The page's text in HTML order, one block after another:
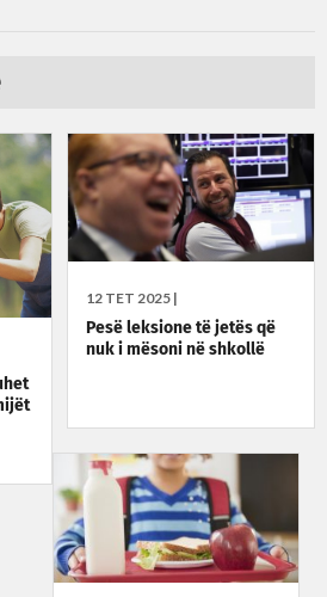
12 TET 2025 |
Pesë leksione të jetës që
nuk i mësoni në shkollë